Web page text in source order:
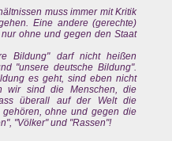
muss immer mit Kritik
Eine andere (gerechte)
ohne und gegen den Staat
Bildung" darf nicht heißen
"unsere deutsche Bildung".
es geht, sind eben nicht
wir sind die Menschen, die
überall auf der Welt die
ohne und gegen die
"Völker" und "Rassen"!